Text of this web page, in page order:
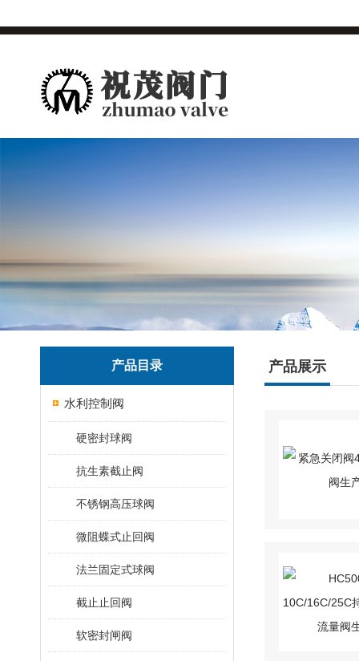
产品目录
水利控制阀
硬密封球阀
抗生素截止阀
不锈钢高压球阀
微阻蝶式止回阀
法兰固定式球阀
截止止回阀
软密封闸阀
产品展示